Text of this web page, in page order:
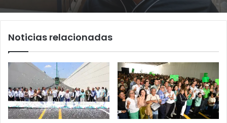
Noticias relacionadas